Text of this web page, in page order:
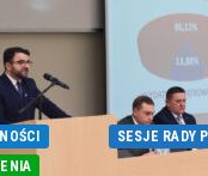
SESJE RADY